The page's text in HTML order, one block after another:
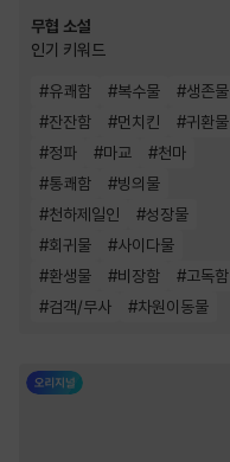
무협 소설
인기 키워드
#유쾌함 #복수물 #생존물
#잔잔함 #먼치킨 #귀환물
#정파 #마교 #천마
#통쾌함 #빙의물
#천하제일인 #성장물
#회귀물 #사이다물
#환생물 #비장함 #고독함
#검객/무사 #차원이동물